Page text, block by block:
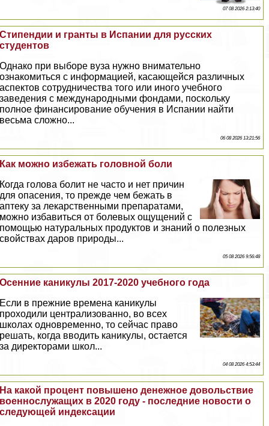
07 08 2026 2:13:40
Стипендии и гранты в Испании для русских
студентов
Однако при выборе вуза нужно внимательно
ознакомиться с информацией, касающейся различных
аспектов сотрудничества того или иного учебного
заведения с международными фондами, поскольку
полное финансирование обучения в Испании найти
весьма сложно...
06 08 2026 13:21:56
Как можно избежать головной боли
Когда голова болит не часто и нет причин
для опасения, то прежде чем бежать в
аптеку за лекарственными препаратами,
можно избавиться от болевых ощущений с
помощью натуральных продуктов и знаний о полезных
свойствах даров природы...
05 08 2026 9:56:48
Осенние каникулы 2017-2020 учебного года
Если в прежние времена каникулы
проходили централизованно, во всех
школах одновременно, то сейчас право
решать, когда вводить каникулы, остается
за директорами школ...
04 08 2026 4:53:44
На какой процент повышено денежное довольствие
военнослужащих в 2020 году - последние новости о
следующей индексации